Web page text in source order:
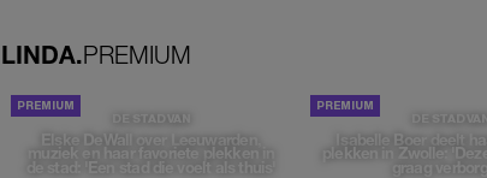
LINDA.PREMIUM
DE STAD VAN
Elske DeWall over Leeuwarden,
muziek en haar favoriete plekken in
de stad: 'Een stad die voelt als thuis'
DE STAD VAN
Isabelle Boer deelt
plekken in Zwolle:
graag